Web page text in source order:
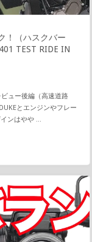
！（ハスクバー
TEST RIDE IN
ュー後編（高速道路
とエンジンやフレー
ンはやや …